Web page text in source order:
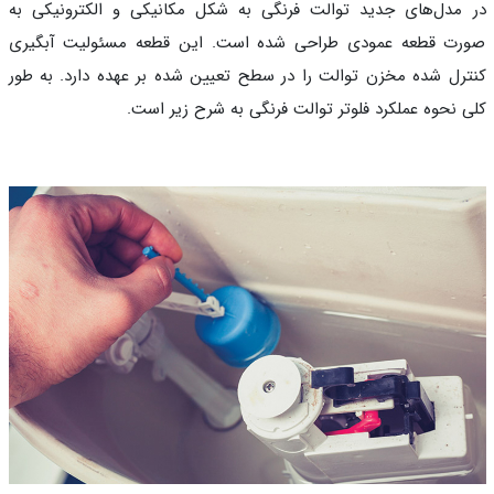
جدید توالت فرنگی به شکل مکانیکی و الکترونیکی به
قطعه عمودی طراحی شده است. این قطعه مسئولیت آبگیری
شده مخزن توالت را در سطح تعیین شده بر عهده دارد. به طور
نحوه عملکرد فلوتر توالت فرنگی به شرح زیر است.